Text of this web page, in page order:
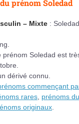
prénom Soledad
– Mixte :
prénom Soledad est
dérivé connu.
commençant
rares prénoms
originaux